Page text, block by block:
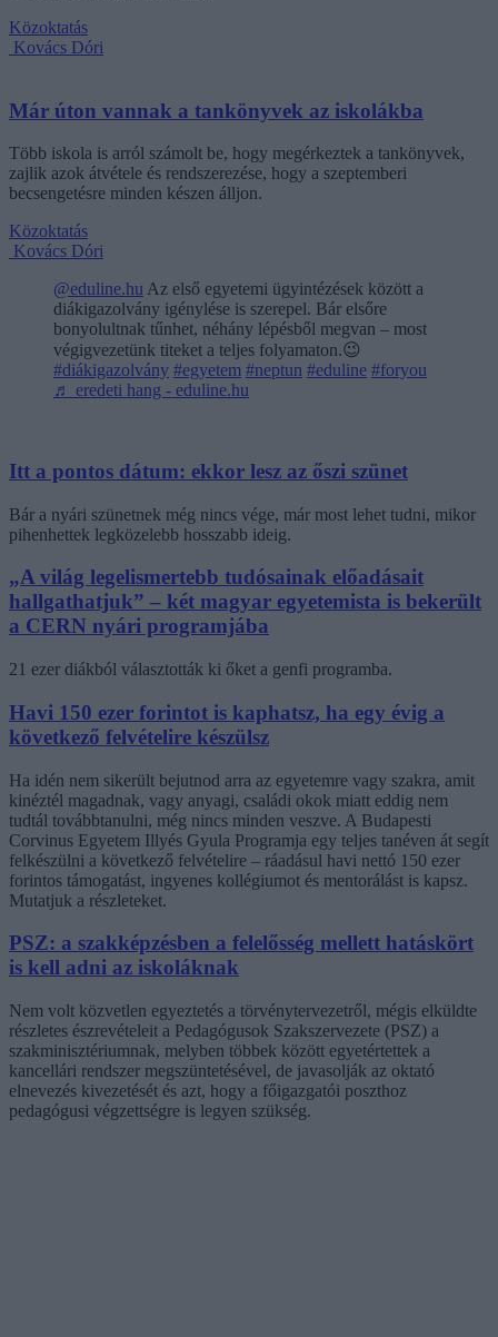
Közoktatás
Kovács Dóri
Már úton vannak a tankönyvek az iskolákba
Több iskola is arról számolt be, hogy megérkeztek a tankönyvek,
zajlik azok átvétele és rendszerezése, hogy a szeptemberi
becsengetésre minden készen álljon.
Közoktatás
Kovács Dóri
@eduline.hu Az első egyetemi ügyintézések között a
diákigazolvány igénylése is szerepel. Bár elsőre
bonyolultnak tűnhet, néhány lépésből megvan – most
végigvezetünk titeket a teljes folyamaton.😉
#diákigazolvány #egyetem #neptun #eduline #foryou
♬ eredeti hang - eduline.hu
Itt a pontos dátum: ekkor lesz az őszi szünet
Bár a nyári szünetnek még nincs vége, már most lehet tudni, mikor
pihenhettek legközelebb hosszabb ideig.
„A világ legelismertebb tudósainak előadásait
hallgathatjuk” – két magyar egyetemista is bekerült
a CERN nyári programjába
21 ezer diákból választották ki őket a genfi programba.
Havi 150 ezer forintot is kaphatsz, ha egy évig a
következő felvételire készülsz
Ha idén nem sikerült bejutnod arra az egyetemre vagy szakra, amit
kinéztél magadnak, vagy anyagi, családi okok miatt eddig nem
tudtál továbbtanulni, még nincs minden veszve. A Budapesti
Corvinus Egyetem Illyés Gyula Programja egy teljes tanéven át segít
felkészülni a következő felvételire – ráadásul havi nettó 150 ezer
forintos támogatást, ingyenes kollégiumot és mentorálást is kapsz.
Mutatjuk a részleteket.
PSZ: a szakképzésben a felelősség mellett hatáskört
is kell adni az iskoláknak
Nem volt közvetlen egyeztetés a törvénytervezetről, mégis elküldte
részletes észrevételeit a Pedagógusok Szakszervezete (PSZ) a
szakminisztériumnak, melyben többek között egyetértettek a
kancellári rendszer megszüntetésével, de javasolják az oktató
elnevezés kivezetését és azt, hogy a főigazgatói poszthoz
pedagógusi végzettségre is legyen szükség.